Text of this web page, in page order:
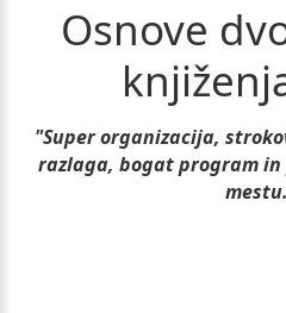
Osnove
"Super organizacija,
razlaga, bogat program in